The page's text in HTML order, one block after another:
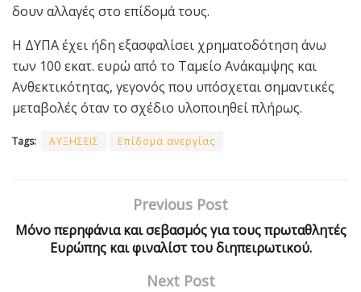
δουν αλλαγές στο επίδομά τους.
Η ΔΥΠΑ έχει ήδη εξασφαλίσει χρηματοδότηση άνω
των 100 εκατ. ευρώ από το Ταμείο Ανάκαμψης και
Ανθεκτικότητας, γεγονός που υπόσχεται σημαντικές
μεταβολές όταν το σχέδιο υλοποιηθεί πλήρως.
Tags: ΑΥΞΗΣΕΙΣ Επίδομα ανεργίας
Previous Post
Μόνο περηφάνια και σεβασμός για τους πρωταθλητές
Ευρώπης και φιναλίστ του διηπειρωτικού.
Next Post